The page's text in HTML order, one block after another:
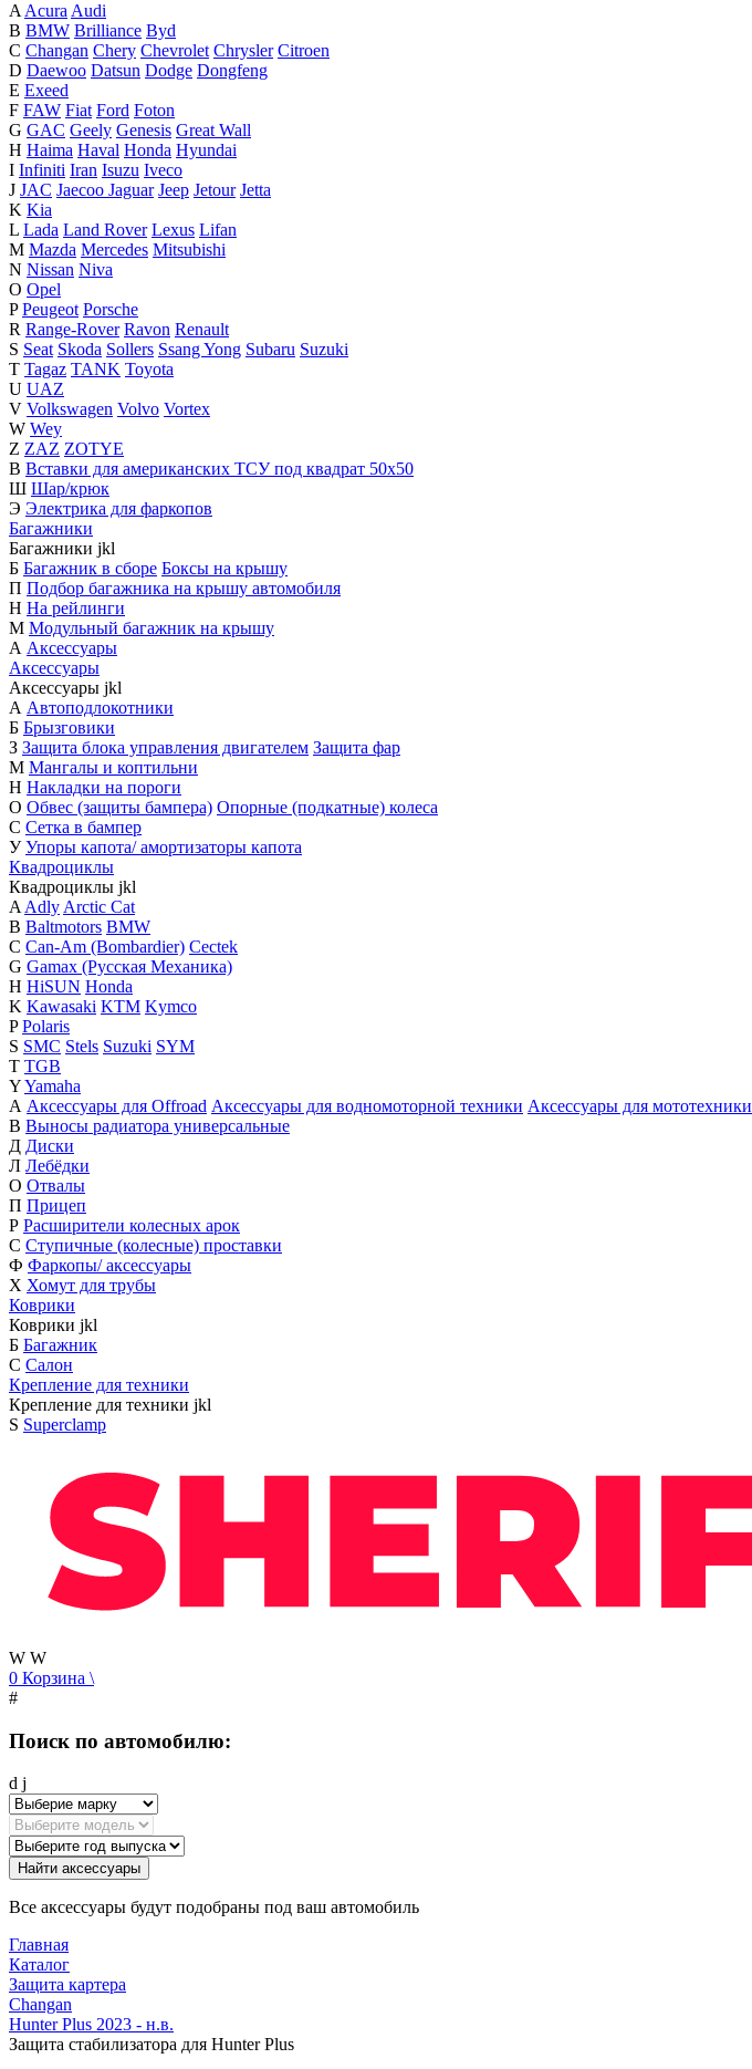
AAcuraAudi
B BMW Brilliance Byd
C Changan Chery Chevrolet Chrysler Citroen
D Daewoo Datsun Dodge Dongfeng
E Exeed
F FAW Fiat Ford Foton
G GAC Geely Genesis Great Wall
H Haima Haval Honda Hyundai
I Infiniti Iran Isuzu Iveco
J JAC Jaecoo Jaguar Jeep Jetour Jetta
K Kia
L Lada Land Rover Lexus Lifan
M Mazda Mercedes Mitsubishi
N Nissan Niva
O Opel
P Peugeot Porsche
R Range-Rover Ravon Renault
S Seat Skoda Sollers Ssang Yong Subaru Suzuki
T Tagaz TANK Toyota
U UAZ
V Volkswagen Volvo Vortex
W Wey
Z ZAZ ZOTYE
В Вставки для американских ТСУ под квадрат 50х50
Ш Шар/крюк
Э Электрика для фаркопов
Багажники
Багажники jkl
Б Багажник в сборе Боксы на крышу
П Подбор багажника на крышу автомобиля
Н На рейлинги
М Модульный багажник на крышу
А Аксессуары
Аксессуары
Аксессуары jkl
А Автоподлокотники
Б Брызговики
З Защита блока управления двигателем Защита фар
М Мангалы и коптильни
Н Накладки на пороги
О Обвес (защиты бампера) Опорные (подкатные) колеса
С Сетка в бампер
У Упоры капота/ амортизаторы капота
Квадроциклы
Квадроциклы jkl
AAdlyArctic Cat
B Baltmotors BMW
C Can-Am (Bombardier) Cectek
G Gamax (Русская Механика)
H HiSUN Honda
K Kawasaki KTM Kymco
P Polaris
S SMC Stels Suzuki SYM
T TGB
YYamaha
А Аксессуары для Offroad Аксессуары для водномоторной техники Аксессуары для мототехники
В Выносы радиатора универсальные
Д Диски
Л Лебёдки
О Отвалы
П Прицеп
Р Расширители колесных арок
С Ступичные (колесные) проставки
Ф Фаркопы/ аксессуары
Х Хомут для трубы
Коврики
Коврики jkl
Б Багажник
С Салон
Крепление для техники
Крепление для техники jkl
S Superclamp
W W
0 Корзина \
#
Поиск по автомобилю:
d j
Найти аксессуары
Все аксессуары будут подобраны под ваш автомобиль
Главная
Каталог
Защита картера
Changan
Hunter Plus 2023 - н.в.
Защита стабилизатора для Hunter Plus